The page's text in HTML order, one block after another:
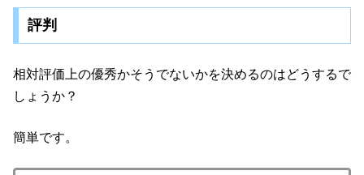
評判
相対評価上の優秀かそうでないかを決めるのはどうするで
しょうか？
簡単です。